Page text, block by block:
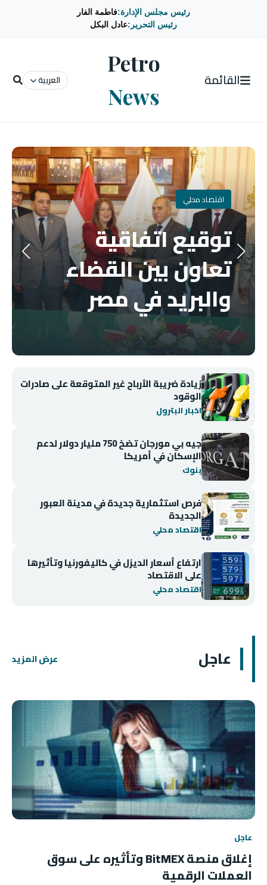
رئيس مجلس الإدارة:فاطمة الفار
رئيس التحرير:عادل البكل
القائمة
Petro
News
العربية
اقتصاد محلي
توقيع اتفاقية
تعاون بين القضاء
والبريد في مصر
زيادة ضريبة الأرباح غير المتوقعة على صادرات
الوقود
اخبار البترول
جيه بي مورجان تضخ 750 مليار دولار لدعم
الإسكان في أمريكا
بنوك
فرص استثمارية جديدة في مدينة العبور
الجديدة
اقتصاد محلي
ارتفاع أسعار الديزل في كاليفورنيا وتأثيرها
على الاقتصاد
اقتصاد محلي
عاجل عرض المزيد
عاجل
إغلاق منصة BitMEX وتأثيره على سوق
العملات الرقمية